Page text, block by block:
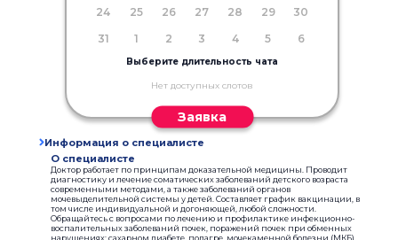
24
25 26 27 28 29
30
31
1 2 3 4 5 6
Выберите длительность чата
Нет доступных слотов
Заявка
Информация о специалисте
О специалисте
Доктор работает по принципам доказательной медицины. Проводит
диагностику и лечение соматических заболеваний детского возраста
современными методами, а также заболеваний органов
мочевыделительной системы у детей. Составляет график вакцинации, в
том числе индивидуальной и догоняющей, любой сложности.
Обращайтесь с вопросами по лечению и профилактике инфекционно-
воспалительных заболеваний почек, поражений почек при обменных
нарушениях: сахарном диабете, подагре, мочекаменной болезни (МКБ),